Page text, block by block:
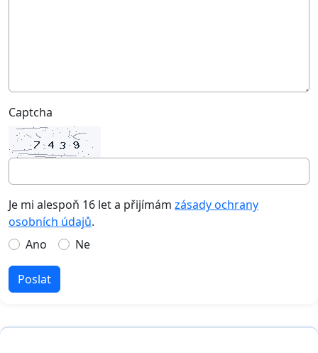
Captcha
Je mi alespoň 16 let a přijímám zásady ochrany
osobních údajů.
Ano
Ne
Poslat